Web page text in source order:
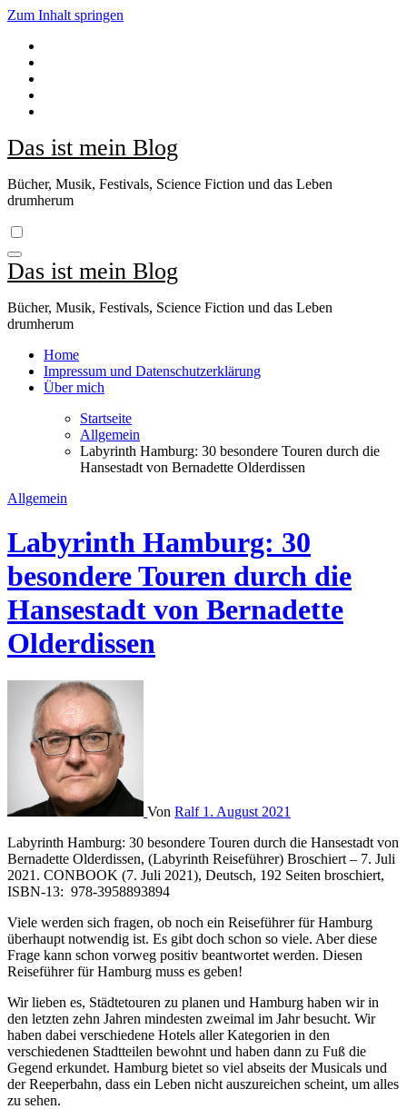
Zum Inhalt springen
Das ist mein Blog
Bücher, Musik, Festivals, Science Fiction und das Leben
drumherum
Das ist mein Blog
Bücher, Musik, Festivals, Science Fiction und das Leben
drumherum
Home
Impressum und Datenschutzerklärung
Über mich
Startseite
Allgemein
Labyrinth Hamburg: 30 besondere Touren durch die
Hansestadt von Bernadette Olderdissen
Allgemein
Labyrinth Hamburg: 30
besondere Touren durch die
Hansestadt von Bernadette
Olderdissen
Von Ralf 1. August 2021
Labyrinth Hamburg: 30 besondere Touren durch die Hansestadt von
Bernadette Olderdissen, (Labyrinth Reiseführer) Broschiert – 7. Juli
2021. CONBOOK (7. Juli 2021), Deutsch, 192 Seiten broschiert,
ISBN-13: ‎ 978-3958893894
Viele werden sich fragen, ob noch ein Reiseführer für Hamburg
überhaupt notwendig ist. Es gibt doch schon so viele. Aber diese
Frage kann schon vorweg positiv beantwortet werden. Diesen
Reiseführer für Hamburg muss es geben!
Wir lieben es, Städtetouren zu planen und Hamburg haben wir in
den letzten zehn Jahren mindesten zweimal im Jahr besucht. Wir
haben dabei verschiedene Hotels aller Kategorien in den
verschiedenen Stadtteilen bewohnt und haben dann zu Fuß die
Gegend erkundet. Hamburg bietet so viel abseits der Musicals und
der Reeperbahn, dass ein Leben nicht auszureichen scheint, um alles
zu sehen.